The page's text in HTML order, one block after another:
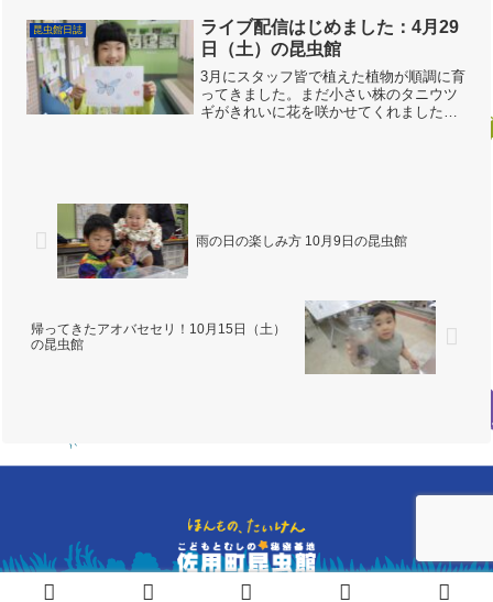
えようと手を伸ばすと、カジカガエルは
ピョンと跳ねて水路へ。私...
昆虫館日誌
ライブ配信はじめました：4月29
日（土）の昆虫館
3月にスタッフ皆で植えた植物が順調に育
ってきました。まだ小さい株のタニウツ
ギがきれいに花を咲かせてくれました。
雨の日の楽しみ方 10月9日の昆虫館
帰ってきたアオバセセリ！10月15日（土）
の昆虫館
© NPO法人こどもとむしの会